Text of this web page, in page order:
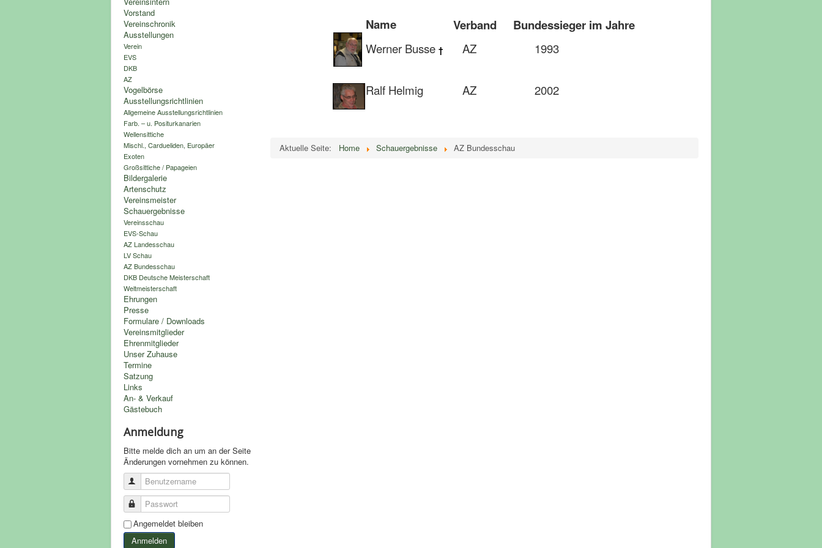
Vorstand
Vereinschronik
Ausstellungen
Verein
EVS
DKB
AZ
Vogelbörse
Ausstellungsrichtlinien
Allgemeine Ausstellungsrichtlinien
Farb. – u. Positurkanarien
Wellensittiche
Mischl., Cardueliden, Europäer
Exoten
Großsittiche / Papageien
Bildergalerie
Artenschutz
Vereinsmeister
Schauergebnisse
Vereinsschau
EVS-Schau
AZ Landesschau
LV Schau
AZ Bundesschau
DKB Deutsche Meisterschaft
Weltmeisterschaft
Ehrungen
Presse
Formulare / Downloads
Vereinsmitglieder
Ehrenmitglieder
Unser Zuhause
Termine
Satzung
Links
An- & Verkauf
Gästebuch
Anmeldung
Bitte melde dich an um an der Seite
Änderungen vornehmen zu können.
Benutzername
Passwort
Angemeldet bleiben
Anmelden
Name Verband Bundessieger im Jahre
Werner Busse † AZ 1993
Ralf Helmig AZ 2002
Aktuelle Seite: Home Schauergebnisse AZ Bundesschau